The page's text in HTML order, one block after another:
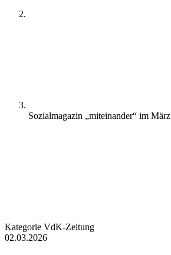
Sozialmagazin „miteinander“ im März
Kategorie VdK-Zeitung
02.03.2026